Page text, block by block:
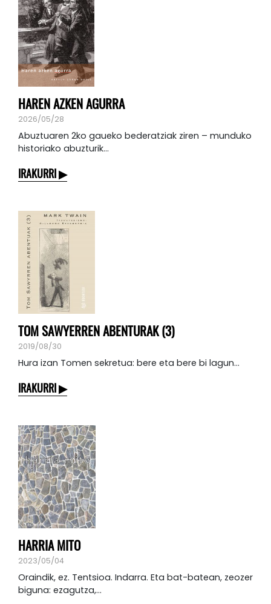
HAREN AZKEN AGURRA
2026/05/28
Abuztuaren 2ko gaueko bederatziak ziren – munduko
historiako abuzturik...
IRAKURRI
TOM SAWYERREN ABENTURAK (3)
2019/08/30
Hura izan Tomen sekretua: bere eta bere bi lagun...
IRAKURRI
HARRIA MITO
2023/05/04
Oraindik, ez. Tentsioa. Indarra. Eta bat-batean, zeozer
biguna: ezagutza,...